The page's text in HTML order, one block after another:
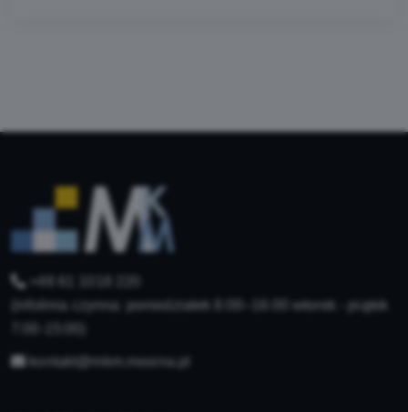
+48 61 1018 220
(infolinia czynna: poniedziałek 8:00–16:00 wtorek - piątek
kontakt@mkm.mosina.pl